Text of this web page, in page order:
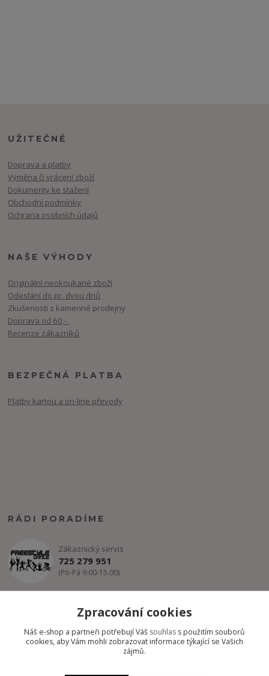
UŽITEČNÉ
Doprava a platby
Výměna či vrácení zboží
Dokumenty ke stažení
Obchodní podmínky
Ochrana osobních údajů
NAŠE VÝHODY
Originální neokoukané zboží
Odeslání do pr. dvou dnů
Zkušenosti z kamenné prodejny
Doprava od 60,-
Recenze zákazníků
BEZPEČNÁ PLATBA
Platby kartou a on-line převody
RÁDI PORADÍME
Zákaznický servis
725 279 951
(Po-Pá 9:00-15.00)
Zpracování cookies
Náš e-shop a partneři potřebují Váš souhlas s použitím souborů
cookies, aby Vám mohli zobrazovat informace týkající se Vašich
zájmů.